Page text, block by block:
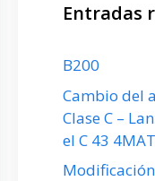
Entradas
B200
Cambio del
Clase C –
el C 43